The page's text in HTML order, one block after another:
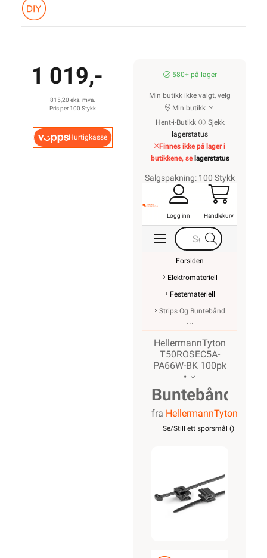
1 019,-
815,20 eks. mva.
Pris per 100 Stykk
Hurtigkasse
580+ på lager
Min butikk ikke valgt, velg
Min butikk
Hent-i-Butikk
Sjekk
lagerstatus
Finnes ikke på lager i
butikkene, se lagerstatus
Salgspakning: 100 Stykk
Logg inn Handlekurv
Forsiden
Elektromateriell
Festemateriell
Strips Og Buntebånd
HellermannTyton
T50ROSEC5A-
PA66W-BK 100pk
•
Buntebånd
Strips
BK 100
Pk
fra HellermannTyton
Se/Still ett spørsmål ()